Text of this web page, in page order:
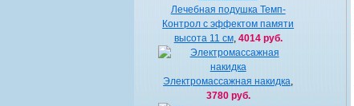
Лечебная подушка Темп-
Контрол с эффектом памяти
высота 11 см, 4014 руб.
Электромассажная накидка
3780 руб.